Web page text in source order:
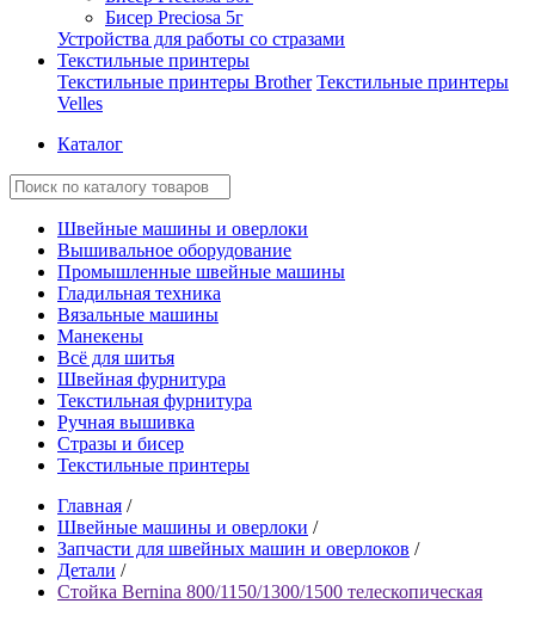
Бисер Preciosa 5г
Устройства для работы со стразами
Текстильные принтеры
Текстильные принтеры Brother Текстильные принтеры
Velles
Каталог
Швейные машины и оверлоки
Вышивальное оборудование
Промышленные швейные машины
Гладильная техника
Вязальные машины
Манекены
Всё для шитья
Швейная фурнитура
Текстильная фурнитура
Ручная вышивка
Стразы и бисер
Текстильные принтеры
Главная /
Швейные машины и оверлоки /
Запчасти для швейных машин и оверлоков /
Детали /
Стойка Bernina 800/1150/1300/1500 телескопическая